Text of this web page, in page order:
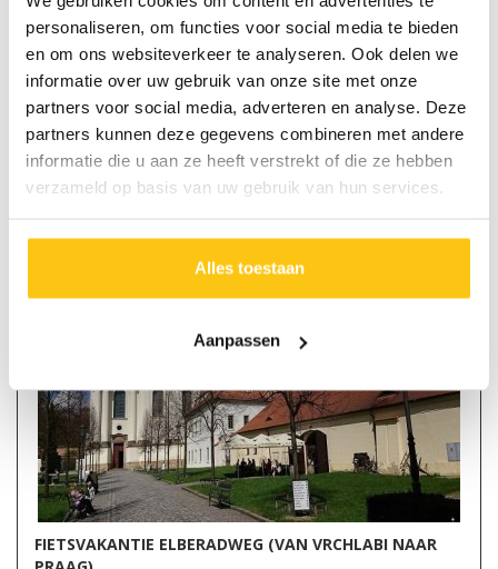
personaliseren, om functies voor social media te bieden
en om ons websiteverkeer te analyseren. Ook delen we
informatie over uw gebruik van onze site met onze
partners voor social media, adverteren en analyse. Deze
partners kunnen deze gegevens combineren met andere
informatie die u aan ze heeft verstrekt of die ze hebben
verzameld op basis van uw gebruik van hun services.
Alles toestaan
Aanpassen
♦ logies en ontbijt
♦ toeristenbelasting
♦ uitvoerige Ned.talige routebeschrijving met kaarten (in pdf
format-niet geprint)
♦ fietsroutes per GPX
♦ bagagevervoer
♦ reisbescheiden per e-mail
♦ Nd. talige SOS service
FIETSVAKANTIE ELBERADWEG (VAN VRCHLABI NAAR